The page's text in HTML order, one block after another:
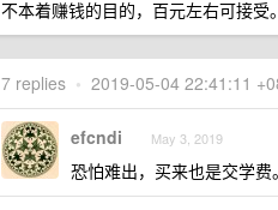
不本着赚钱的目的，百元左右可接受。
7 replies • 2019-05-04 22:41:11
efcndi May 3, 2019
恐怕难出，买来也是交学费。